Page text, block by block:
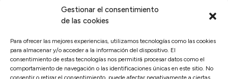
Gestionar el consentimiento
de las cookies
Para ofrecer las mejores experiencias, utilizamos tecnologías como las cookies
para almacenar y/o acceder a la información del dispositivo. El
consentimiento de estas tecnologías nos permitirá procesar datos como el
comportamiento de navegación o las identificaciones únicas en este sitio. No
consentir o retirar el consentimiento, puede afectar negativamente a ciertas
¡Descarga el ebook ahora!
hábitos para mejorar tu estilo de vida.